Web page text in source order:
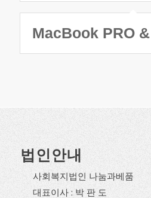
MacBook PRO
법인안내
사회복지법인 나눔과베품
대표이사 : 박 판 도